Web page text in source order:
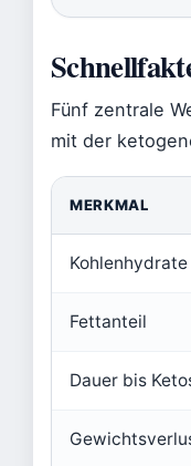
Fünf zentrale
mit der
MERKMAL
Kohlenhydrate
Fettanteil
Dauer bis